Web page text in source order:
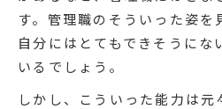
す。管理職のそういった姿を
自分にはとてもできそうにな
いるでしょう。
しかし、こういった能力は